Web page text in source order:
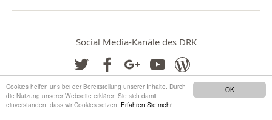
OK
Cookies helfen uns bei der Bereitstellung unserer Inhalte. Durch
die Nutzung unserer Webseite erklären Sie sich damit
einverstanden, dass wir Cookies setzen. Erfahren Sie mehr
Social Media-Kanäle des DRK